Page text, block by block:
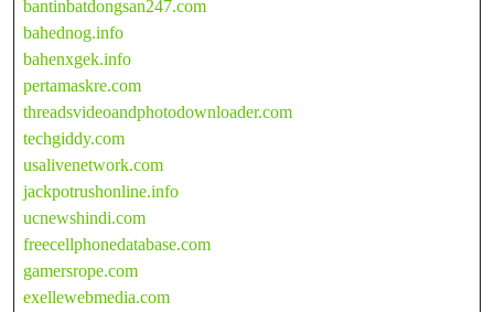
bantinbatdongsan247.com
bahednog.info
bahenxgek.info
pertamaskre.com
threadsvideoandphotodownloader.com
techgiddy.com
usalivenetwork.com
jackpotrushonline.info
ucnewshindi.com
freecellphonedatabase.com
gamersrope.com
exellewebmedia.com